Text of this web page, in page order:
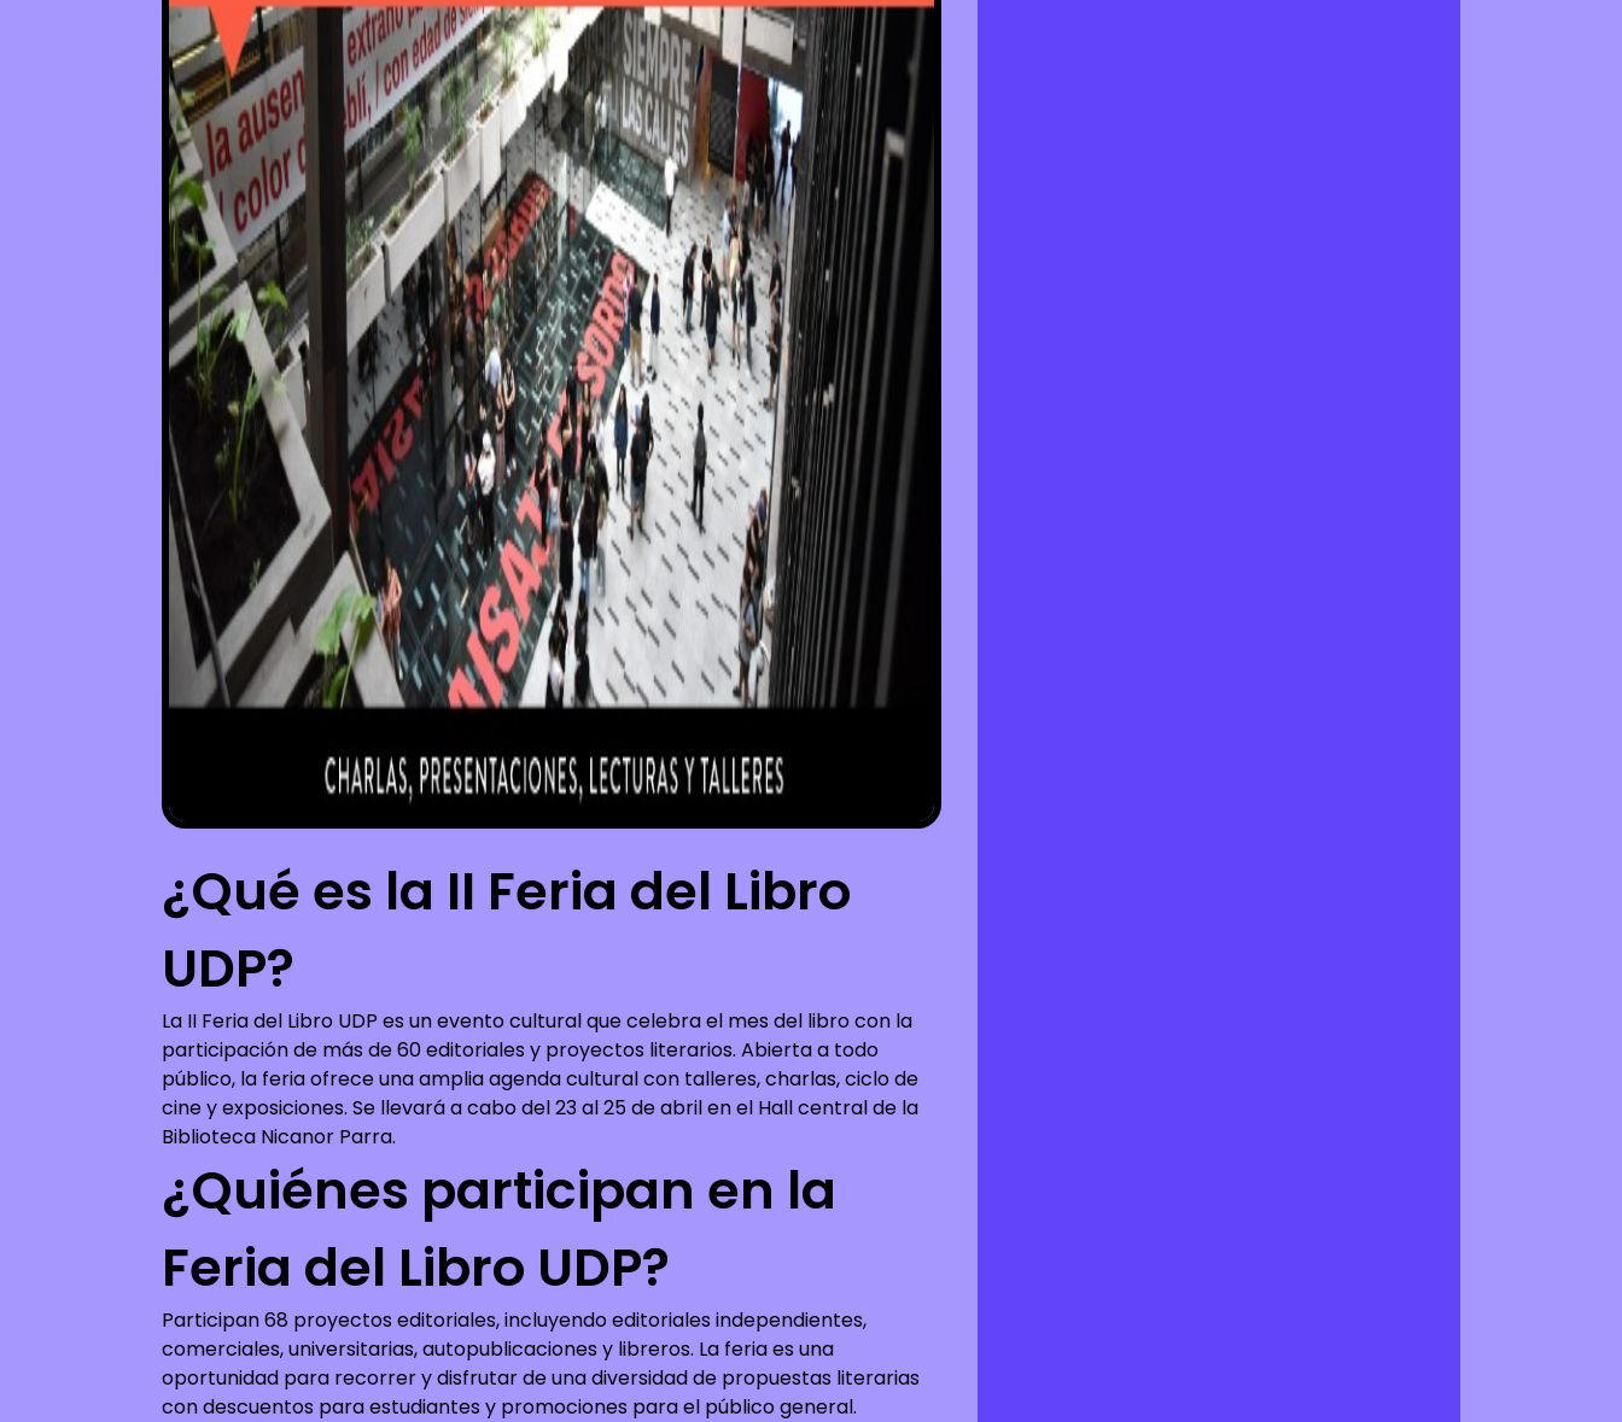
¿Qué es la II Feria del Libro
UDP?
La II Feria del Libro UDP es un evento cultural que celebra el mes del libro con la
participación de más de 60 editoriales y proyectos literarios. Abierta a todo
público, la feria ofrece una amplia agenda cultural con talleres, charlas, ciclo de
cine y exposiciones. Se llevará a cabo del 23 al 25 de abril en el Hall central de la
Biblioteca Nicanor Parra.
¿Quiénes participan en la
Feria del Libro UDP?
Participan 68 proyectos editoriales, incluyendo editoriales independientes,
comerciales, universitarias, autopublicaciones y libreros. La feria es una
oportunidad para recorrer y disfrutar de una diversidad de propuestas literarias
con descuentos para estudiantes y promociones para el público general.